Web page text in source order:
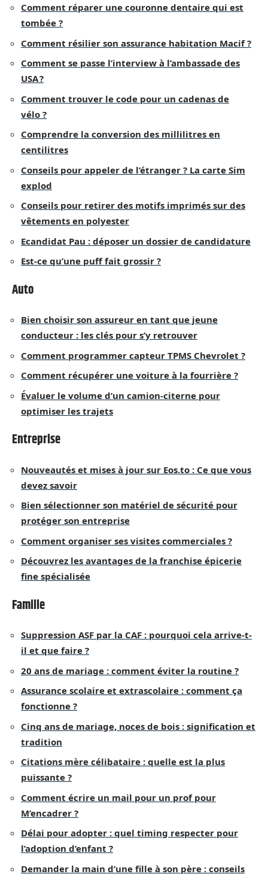
Comment réparer une couronne dentaire qui est
tombée ?
Comment résilier son assurance habitation Macif ?
Comment se passe l’interview à l’ambassade des
USA ?
Comment trouver le code pour un cadenas de
vélo ?
Comprendre la conversion des millilitres en
centilitres
Conseils pour appeler de l’étranger ? La carte Sim
explod
Conseils pour retirer des motifs imprimés sur des
vêtements en polyester
Ecandidat Pau : déposer un dossier de candidature
Est-ce qu’une puff fait grossir ?
Auto
Bien choisir son assureur en tant que jeune
conducteur : les clés pour s’y retrouver
Comment programmer capteur TPMS Chevrolet ?
Comment récupérer une voiture à la fourrière ?
Évaluer le volume d’un camion-citerne pour
optimiser les trajets
Entreprise
Nouveautés et mises à jour sur Eos.to : Ce que vous
devez savoir
Bien sélectionner son matériel de sécurité pour
protéger son entreprise
Comment organiser ses visites commerciales ?
Découvrez les avantages de la franchise épicerie
fine spécialisée
Famille
Suppression ASF par la CAF : pourquoi cela arrive-t-
il et que faire ?
20 ans de mariage : comment éviter la routine ?
Assurance scolaire et extrascolaire : comment ça
fonctionne ?
Cinq ans de mariage, noces de bois : signification et
tradition
Citations mère célibataire : quelle est la plus
puissante ?
Comment écrire un mail pour un prof pour
M’encadrer ?
Délai pour adopter : quel timing respecter pour
l’adoption d’enfant ?
Demander la main d’une fille à son père : conseils